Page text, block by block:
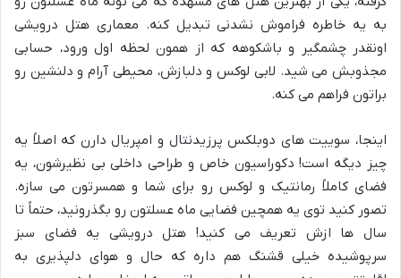
به یه خاطره فراموش نشدنی تبدیل کنه. معماری هتل درویشی
اونقدر چشمگیر و باشکوهه که از همون لحظه اول ورود، حسابی
مجذوبش می شید. لابی لوکس و دلبازش، محیطی آرام و دلنشین رو
براتون فراهم می کنه.
اینجا، سوییت های دوبلکس پرزیدنتال و امپریال دارن که اصلاً یه
چیز دیگه است! دکوراسیون خاص و طراحی داخلی بی نظیرشون، یه
فضای کاملاً رمانتیک و لوکس رو برای شما و همسرتون می سازه.
تصور کنید توی یه همچین فضایی ماه عسلتون رو بگذرونید، حتماً تا
سال ها ازش تعریف می کنید! هتل درویشی یه فضای سبز
سرپوشیده خیلی قشنگ هم داره که حال و هوای دلپذیری به